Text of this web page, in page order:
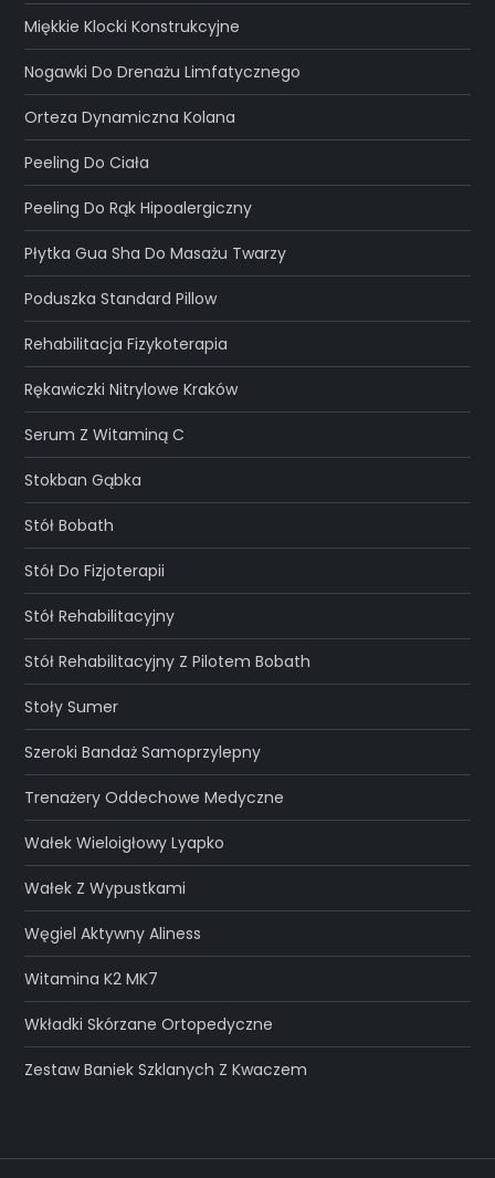
Miękkie Klocki Konstrukcyjne
Nogawki Do Drenażu Limfatycznego
Orteza Dynamiczna Kolana
Peeling Do Ciała
Peeling Do Rąk Hipoalergiczny
Płytka Gua Sha Do Masażu Twarzy
Poduszka Standard Pillow
Rehabilitacja Fizykoterapia
Rękawiczki Nitrylowe Kraków
Serum Z Witaminą C
Stokban Gąbka
Stół Bobath
Stół Do Fizjoterapii
Stół Rehabilitacyjny
Stół Rehabilitacyjny Z Pilotem Bobath
Stoły Sumer
Szeroki Bandaż Samoprzylepny
Trenażery Oddechowe Medyczne
Wałek Wieloigłowy Lyapko
Wałek Z Wypustkami
Węgiel Aktywny Aliness
Witamina K2 MK7
Wkładki Skórzane Ortopedyczne
Zestaw Baniek Szklanych Z Kwaczem